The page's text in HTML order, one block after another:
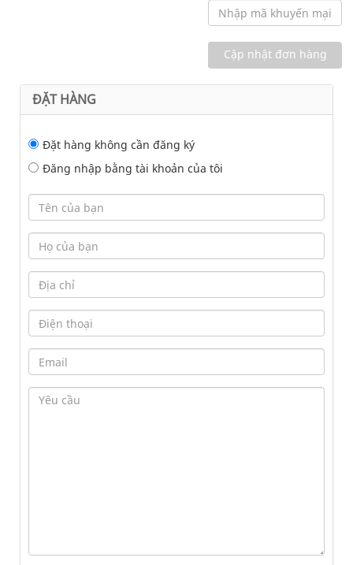
ĐẶT HÀNG
Đặt hàng không cần đăng ký
Đăng nhập bằng tài khoản của tôi